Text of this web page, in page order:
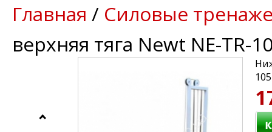
Главная / Силовые
верхняя тяга Newt NE-TR-
105